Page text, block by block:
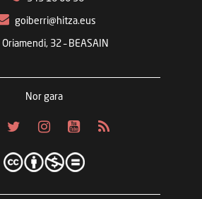
goiberri@hitza.eus
Oriamendi, 32 – BEASAIN
Nor gara